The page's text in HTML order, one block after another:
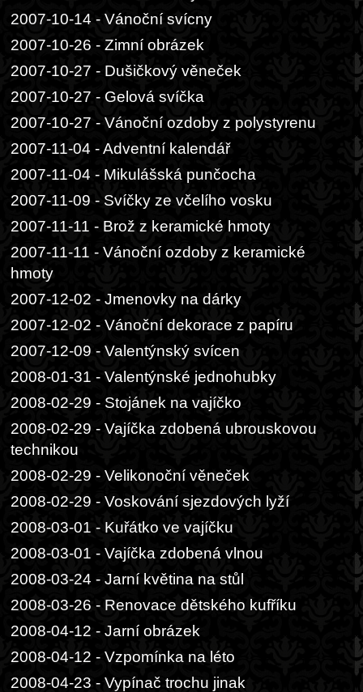
2007-10-14 - Vánoční svícny
2007-10-26 - Zimní obrázek
2007-10-27 - Dušičkový věneček
2007-10-27 - Gelová svíčka
2007-10-27 - Vánoční ozdoby z polystyrenu
2007-11-04 - Adventní kalendář
2007-11-04 - Mikulášská punčocha
2007-11-09 - Svíčky ze včelího vosku
2007-11-11 - Brož z keramické hmoty
2007-11-11 - Vánoční ozdoby z keramické
hmoty
2007-12-02 - Jmenovky na dárky
2007-12-02 - Vánoční dekorace z papíru
2007-12-09 - Valentýnský svícen
2008-01-31 - Valentýnské jednohubky
2008-02-29 - Stojánek na vajíčko
2008-02-29 - Vajíčka zdobená ubrouskovou
technikou
2008-02-29 - Velikonoční věneček
2008-02-29 - Voskování sjezdových lyží
2008-03-01 - Kuřátko ve vajíčku
2008-03-01 - Vajíčka zdobená vlnou
2008-03-24 - Jarní květina na stůl
2008-03-26 - Renovace dětského kufříku
2008-04-12 - Jarní obrázek
2008-04-12 - Vzpomínka na léto
2008-04-23 - Vypínač trochu jinak